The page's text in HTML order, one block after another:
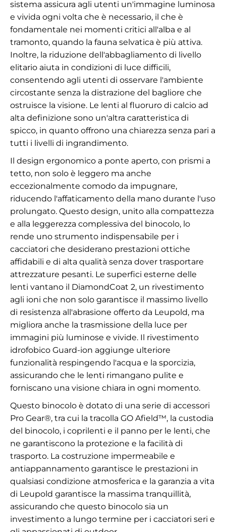
sistema assicura agli utenti un'immagine luminosa
e vivida ogni volta che è necessario, il che è
fondamentale nei momenti critici all'alba e al
tramonto, quando la fauna selvatica è più attiva.
Inoltre, la riduzione dell'abbagliamento di livello
elitario aiuta in condizioni di luce difficili,
consentendo agli utenti di osservare l'ambiente
circostante senza la distrazione del bagliore che
ostruisce la visione. Le lenti al fluoruro di calcio ad
alta definizione sono un'altra caratteristica di
spicco, in quanto offrono una chiarezza senza pari a
tutti i livelli di ingrandimento.
Il design ergonomico a ponte aperto, con prismi a
tetto, non solo è leggero ma anche
eccezionalmente comodo da impugnare,
riducendo l'affaticamento della mano durante l'uso
prolungato. Questo design, unito alla compattezza
e alla leggerezza complessiva del binocolo, lo
rende uno strumento indispensabile per i
cacciatori che desiderano prestazioni ottiche
affidabili e di alta qualità senza dover trasportare
attrezzature pesanti. Le superfici esterne delle
lenti vantano il DiamondCoat 2, un rivestimento
agli ioni che non solo garantisce il massimo livello
di resistenza all'abrasione offerto da Leupold, ma
migliora anche la trasmissione della luce per
immagini più luminose e vivide. Il rivestimento
idrofobico Guard-ion aggiunge ulteriore
funzionalità respingendo l'acqua e la sporcizia,
assicurando che le lenti rimangano pulite e
forniscano una visione chiara in ogni momento.
Questo binocolo è dotato di una serie di accessori
Pro Gear®, tra cui la tracolla GO Afield™, la custodia
del binocolo, i coprilenti e il panno per le lenti, che
ne garantiscono la protezione e la facilità di
trasporto. La costruzione impermeabile e
antiappannamento garantisce le prestazioni in
qualsiasi condizione atmosferica e la garanzia a vita
di Leupold garantisce la massima tranquillità,
assicurando che questo binocolo sia un
investimento a lungo termine per i cacciatori seri e